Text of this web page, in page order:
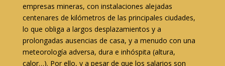
empresas mineras, con instalaciones alejadas
centenares de kilómetros de las principales ciudades,
lo que obliga a largos desplazamientos y a
prolongadas ausencias de casa, y a menudo con una
meteorología adversa, dura e inhóspita (altura,
calor…). Por ello, y a pesar de que los salarios son